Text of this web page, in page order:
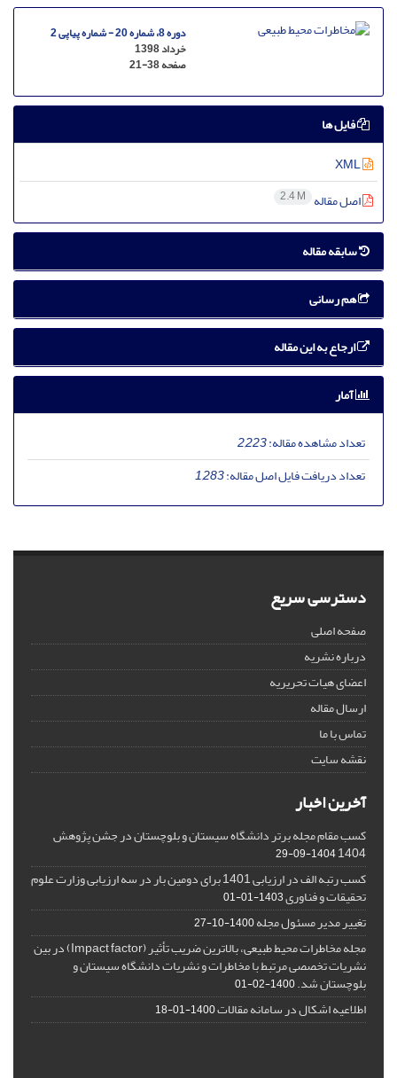
دوره 8، شماره 20 - شماره پیاپی 2
خرداد 1398
صفحه21-38
فایل ها
اصل مقاله 2.4 M
سابقه مقاله
هم رسانی
ارجاع به این مقاله
آمار
تعداد مشاهده مقاله:2,223
تعداد دریافت فایل اصل مقاله:1,283
دسترسی سریع
صفحه اصلی
درباره نشریه
اعضای هیات تحریریه
ارسال مقاله
تماس با ما
نقشه سایت
آخرین اخبار
کسب مقام مجله برتر دانشگاه سیستان و بلوچستان در جشن پژوهش
1404
1404-09-29
کسب رتبه الف در ارزیابی 1401 برای دومین بار در سه ارزیابی وزارت علوم
تحقیقات و فناوری1403-01-01
تغییر مدیر مسئول مجله1400-10-27
مجله مخاطرات محیط طبیعی، بالاترین ضریب تأثیر (Impact factor) در بین
نشریات تخصصی مرتبط با مخاطرات و نشریات دانشگاه سیستان و
بلوچستان شد.1400-02-01
اطلاعیه اشکال در سامانه مقالات1400-01-18